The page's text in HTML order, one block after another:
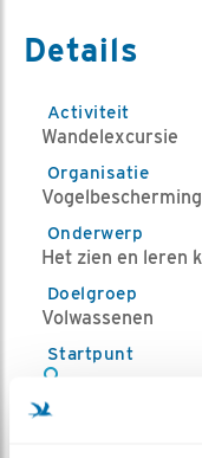
Details
Activiteit
Wandelexcursie
Organisatie
Onderwerp
Het zien en leren
Doelgroep
Volwassenen
Startpunt
De wandeling